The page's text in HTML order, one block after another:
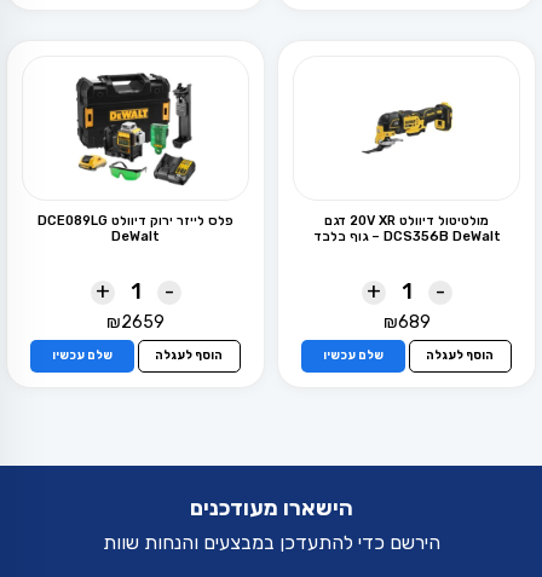
מולטיטול דיוולט 20V XR דגם
DCS356B DeWalt – גוף בלבד
-
+
₪689
הוסף לעגלה שלם עכשיו
פלס לייזר ירוק דיוולט DCE089LG
DeWalt
-
+
₪2659
הוסף לעגלה שלם עכשיו
הישארו מעודכנים
הירשם כדי להתעדכן במבצעים והנחות שוות